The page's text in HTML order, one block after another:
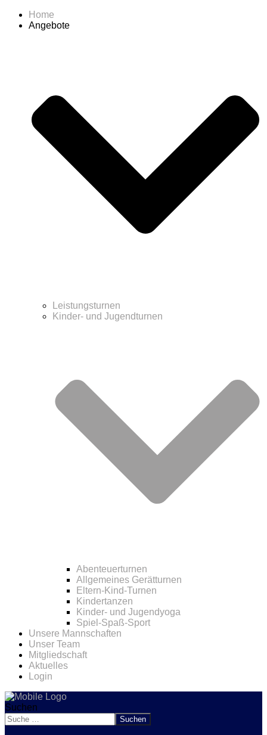
Home
Angebote
Leistungsturnen
Kinder- und Jugendturnen
Abenteuerturnen
Allgemeines Gerätturnen
Eltern-Kind-Turnen
Kindertanzen
Kinder- und Jugendyoga
Spiel-Spaß-Sport
Unsere Mannschaften
Unser Team
Mitgliedschaft
Aktuelles
Login
Suchen
Suchen